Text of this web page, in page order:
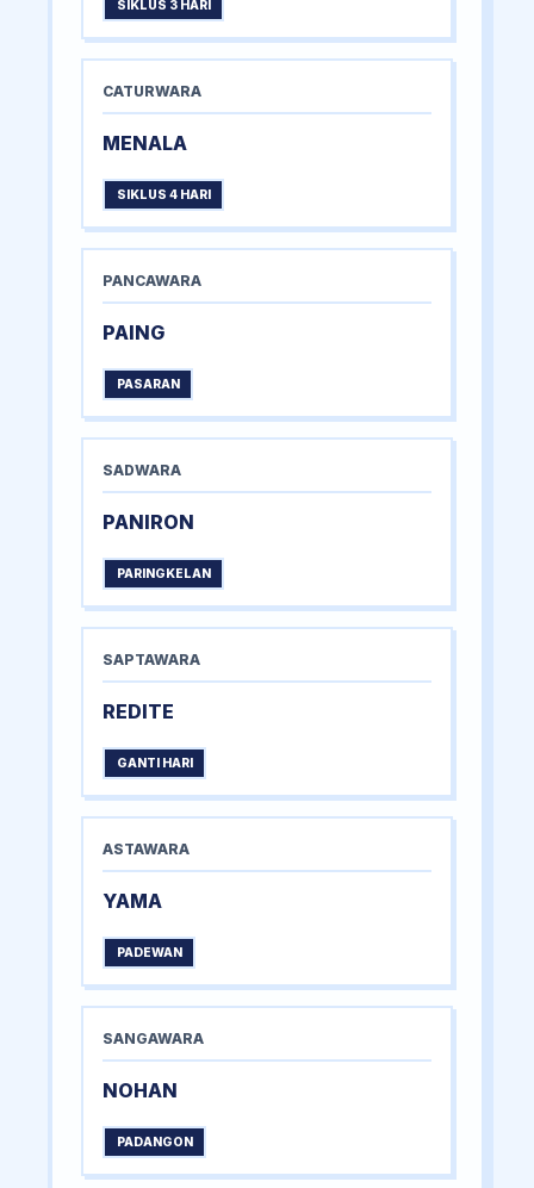
SIKLUS 3 HARI
CATURWARA
MENALA
SIKLUS 4 HARI
PANCAWARA
PAING
PASARAN
SADWARA
PANIRON
PARINGKELAN
SAPTAWARA
REDITE
GANTI HARI
ASTAWARA
YAMA
PADEWAN
SANGAWARA
NOHAN
PADANGON